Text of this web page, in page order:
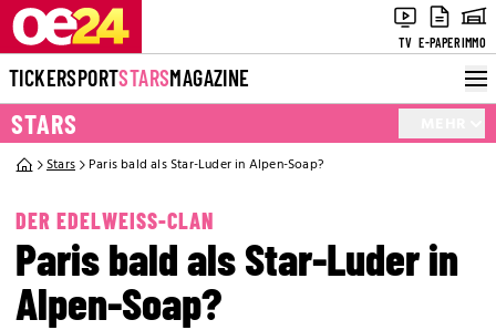
TV E-PAPERIMMO
TICKERSPORTSTARSMAGAZINE
STARS
Stars Paris bald als Star-Luder in Alpen-Soap?
DER EDELWEISS-CLAN
Paris bald als Star-Luder in
Alpen-Soap?